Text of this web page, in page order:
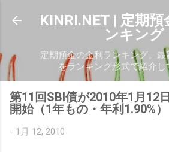
スキップしてメイン コンテ
KINRI.NET | 定期預
ンキング
定期預金の金利ランキング。最
をランキング形式で紹介し
第11回SBI債が2010年1月12
開始（1年もの・年利1.90%）
- 1月 12, 2010